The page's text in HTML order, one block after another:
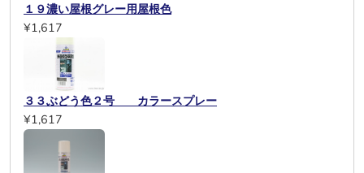
１９濃い屋根グレー用屋根色
¥1,617
３３ぶどう色２号 カラースプレー
¥1,617